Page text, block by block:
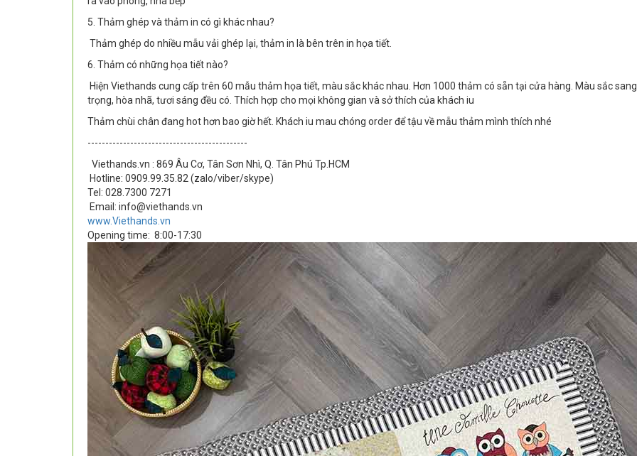
5. Thảm ghép và thảm in có gì khác nhau?
Thảm ghép do nhiều mẫu vải ghép lại, thảm in là bên trên in họa tiết.
6. Thảm có những họa tiết nào?
Hiện Viethands cung cấp trên 60 mẫu thảm họa tiết, màu sắc khác nhau. Hơn 1000 thảm có sẵn tại cửa hàng. Màu sắc sang
trọng, hòa nhã, tươi sáng đều có. Thích hợp cho mọi không gian và sở thích của khách iu
Thảm chùi chân đang hot hơn bao giờ hết. Khách iu mau chóng order để tậu về mẫu thảm mình thích nhé
---------------------------------------------
Viethands.vn : 869 Âu Cơ, Tân Sơn Nhì, Q. Tân Phú Tp.HCM
Hotline: 0909.99.35.82 (zalo/viber/skype)
Tel: 028.7300 7271
Email: info@viethands.vn
www.Viethands.vn
Opening time: 8:00-17:30